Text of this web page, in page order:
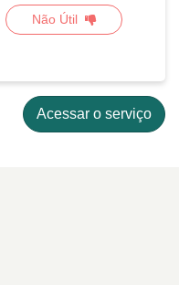
Não Útil
Acessar o serviço